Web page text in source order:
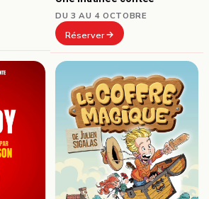
DU 3 AU 4 OCTOBRE
Réserver